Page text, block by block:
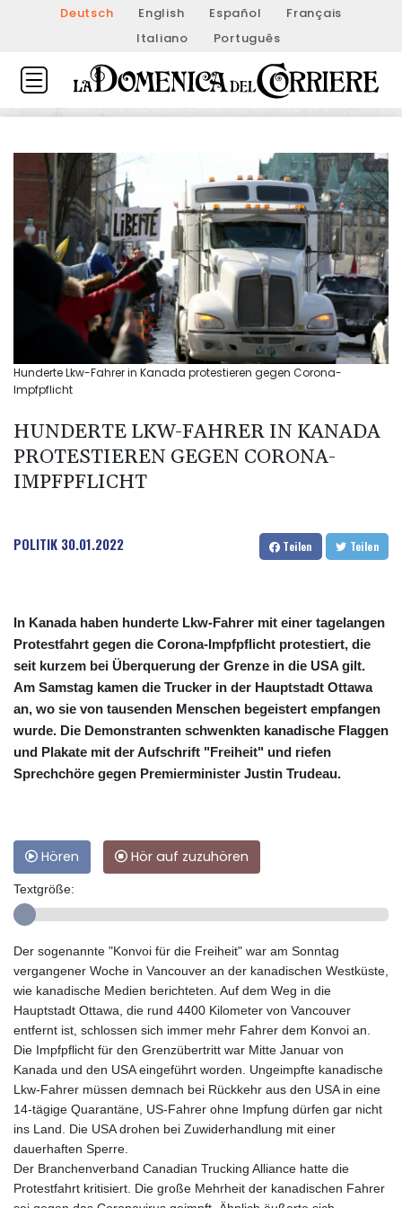
Deutsch English Español
Français
Italiano
Português
Hunderte Lkw-Fahrer in Kanada protestieren gegen Corona-
Impfpflicht
HUNDERTE LKW-FAHRER IN KANADA
PROTESTIEREN GEGEN CORONA-
IMPFPFLICHT
POLITIK 30.01.2022 Teilen Teilen
In Kanada haben hunderte Lkw-Fahrer mit einer tagelangen
Protestfahrt gegen die Corona-Impfpflicht protestiert, die
seit kurzem bei Überquerung der Grenze in die USA gilt.
Am Samstag kamen die Trucker in der Hauptstadt Ottawa
an, wo sie von tausenden Menschen begeistert empfangen
wurde. Die Demonstranten schwenkten kanadische Flaggen
und Plakate mit der Aufschrift "Freiheit" und riefen
Sprechchöre gegen Premierminister Justin Trudeau.
Hören Hör auf zuzuhören
Textgröße:
Der sogenannte "Konvoi für die Freiheit" war am Sonntag
vergangener Woche in Vancouver an der kanadischen Westküste,
wie kanadische Medien berichteten. Auf dem Weg in die
Hauptstadt Ottawa, die rund 4400 Kilometer von Vancouver
entfernt ist, schlossen sich immer mehr Fahrer dem Konvoi an.
Die Impfpflicht für den Grenzübertritt war Mitte Januar von
Kanada und den USA eingeführt worden. Ungeimpfte kanadische
Lkw-Fahrer müssen demnach bei Rückkehr aus den USA in eine
14-tägige Quarantäne, US-Fahrer ohne Impfung dürfen gar nicht
ins Land. Die USA drohen bei Zuwiderhandlung mit einer
dauerhaften Sperre.
Der Branchenverband Canadian Trucking Alliance hatte die
Protestfahrt kritisiert. Die große Mehrheit der kanadischen Fahrer